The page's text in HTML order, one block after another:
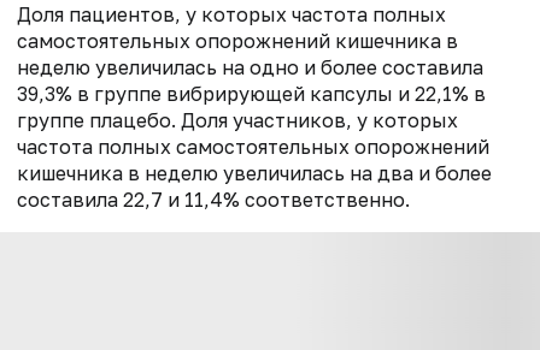
Доля пациентов, у которых частота полных
самостоятельных опорожнений кишечника в
неделю увеличилась на одно и более составила
39,3% в группе вибрирующей капсулы и 22,1% в
группе плацебо. Доля участников, у которых
частота полных самостоятельных опорожнений
кишечника в неделю увеличилась на два и более
составила 22,7 и 11,4% соответственно.